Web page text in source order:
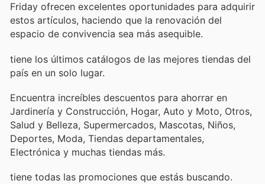
Friday ofrecen excelentes oportunidades para adquirir
estos artículos, haciendo que la renovación del
espacio de convivencia sea más asequible.
tiene los últimos catálogos de las mejores tiendas del
país en un solo lugar.
Encuentra increíbles descuentos para ahorrar en
Jardinería y Construcción, Hogar, Auto y Moto, Otros,
Salud y Belleza, Supermercados, Mascotas, Niños,
Deportes, Moda, Tiendas departamentales,
Electrónica y muchas tiendas más.
tiene todas las promociones que estás buscando.